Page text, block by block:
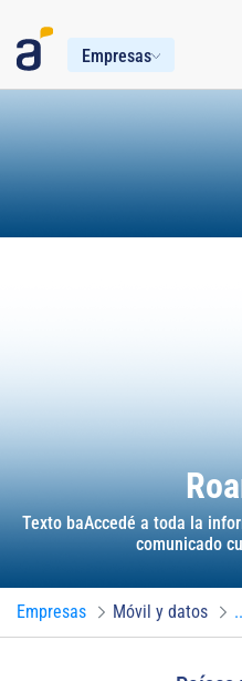
Empresas
Texto baAccedé a toda la
comunicado
Empresas Móvil y datos